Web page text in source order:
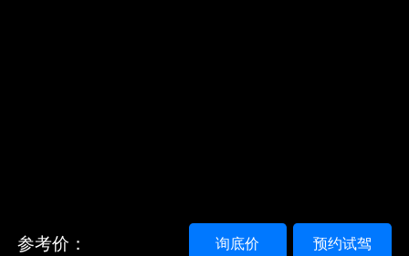
参考价： 预约试驾
询底价